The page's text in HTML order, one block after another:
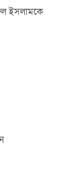
ইসলামকে